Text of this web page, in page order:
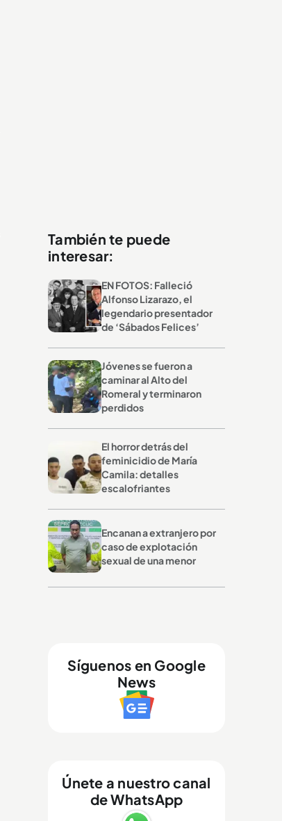
También te puede
interesar:
EN FOTOS: Falleció
Alfonso Lizarazo, el
legendario presentador
de ‘Sábados Felices’
Jóvenes se fueron a
caminar al Alto del
Romeral y terminaron
perdidos
El horror detrás del
feminicidio de María
Camila: detalles
escalofriantes
Encanan a extranjero por
caso de explotación
sexual de una menor
Síguenos en Google
News
Únete a nuestro canal
de WhatsApp